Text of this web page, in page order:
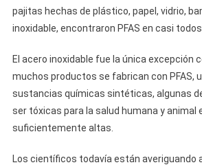
pajitas hechas de plástico, papel, vidrio,
inoxidable, encontraron PFAS en casi
El acero inoxidable fue la única excepción
muchos productos se fabrican con PFAS,
sustancias químicas sintéticas, algunas
ser tóxicas para la salud humana y animal
suficientemente altas.
Los científicos todavía están averiguando